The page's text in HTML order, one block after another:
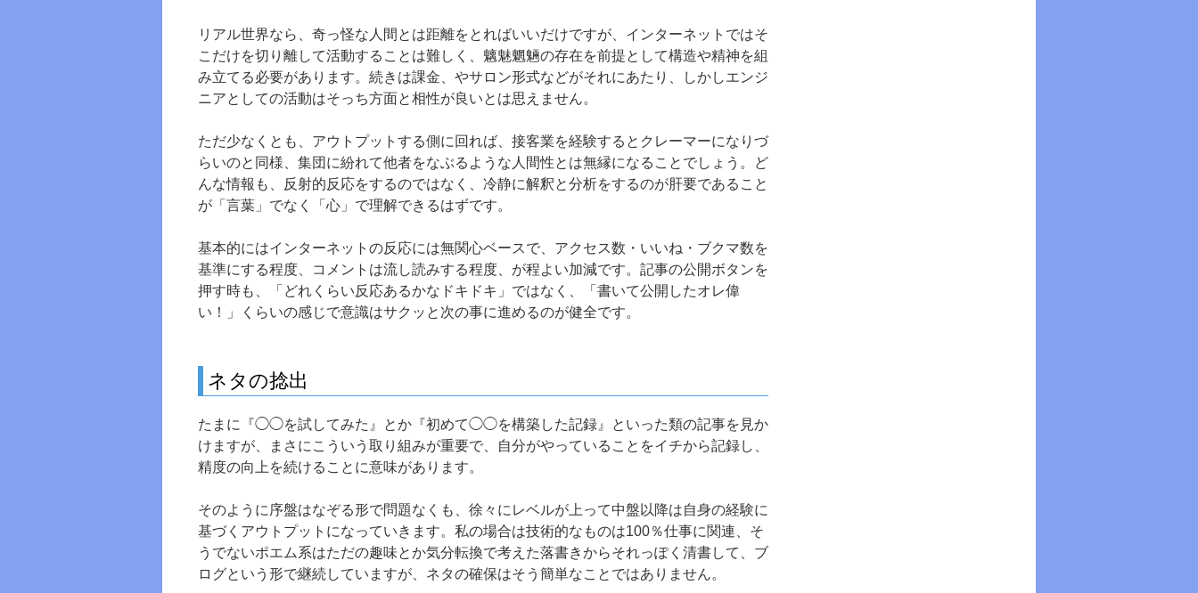
リアル世界なら、奇っ怪な人間とは距離をとればいいだけですが、インターネットではそ
こだけを切り離して活動することは難しく、魑魅魍魎の存在を前提として構造や精神を組
み立てる必要があります。続きは課金、やサロン形式などがそれにあたり、しかしエンジ
ニアとしての活動はそっち方面と相性が良いとは思えません。
ただ少なくとも、アウトプットする側に回れば、接客業を経験するとクレーマーになりづ
らいのと同様、集団に紛れて他者をなぶるような人間性とは無縁になることでしょう。ど
んな情報も、反射的反応をするのではなく、冷静に解釈と分析をするのが肝要であること
が「言葉」でなく「心」で理解できるはずです。
基本的にはインターネットの反応には無関心ベースで、アクセス数・いいね・ブクマ数を
基準にする程度、コメントは流し読みする程度、が程よい加減です。記事の公開ボタンを
押す時も、「どれくらい反応あるかなドキドキ」ではなく、「書いて公開したオレ偉
い！」くらいの感じで意識はサクッと次の事に進めるのが健全です。
ネタの捻出
たまに『◯◯を試してみた』とか『初めて◯◯を構築した記録』といった類の記事を見か
けますが、まさにこういう取り組みが重要で、自分がやっていることをイチから記録し、
精度の向上を続けることに意味があります。
そのように序盤はなぞる形で問題なくも、徐々にレベルが上って中盤以降は自身の経験に
基づくアウトプットになっていきます。私の場合は技術的なものは100％仕事に関連、そ
うでないポエム系はただの趣味とか気分転換で考えた落書きからそれっぽく清書して、ブ
ログという形で継続していますが、ネタの確保はそう簡単なことではありません。